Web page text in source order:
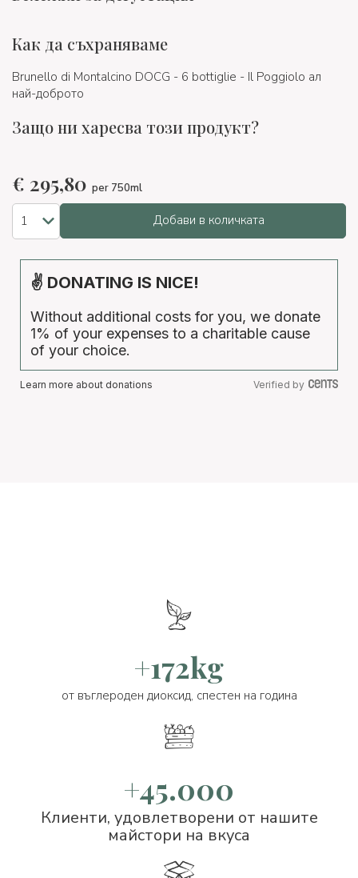
Как да съхраняваме
Brunello di Montalcino DOCG - 6 bottiglie - Il Poggiolo ал
най-доброто
Защо ни харесва този продукт?
€ 295,80 per 750ml
Добави в количката
✌ DONATING IS NICE!
Without additional costs for you, we donate
1% of your expenses to a charitable cause
of your choice.
Learn more about donations Verified by
+172kg
от въглероден диоксид, спестен на година
+45.000
Клиенти, удовлетворени от нашите
майстори на вкуса